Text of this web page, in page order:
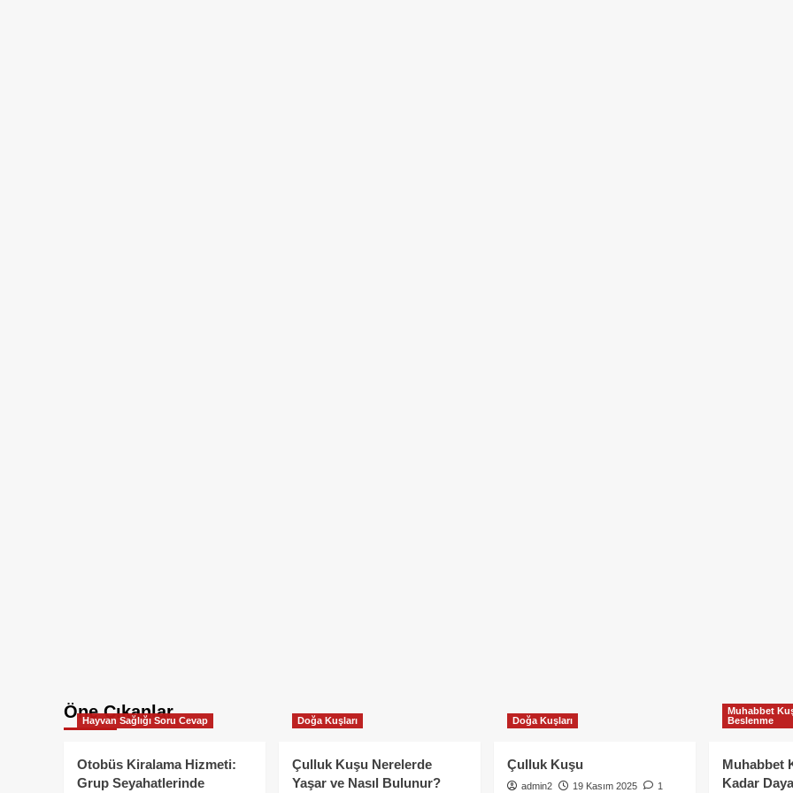
Öne Çıkanlar
Hayvan Sağlığı Soru Cevap
Otobüs Kiralama Hizmeti:
Grup Seyahatlerinde
Doğa Kuşları
Çulluk Kuşu Nerelerde
Yaşar ve Nasıl Bulunur?
Doğa Kuşları
Çulluk Kuşu
admin2 19 Kasım 2025 1
Muhabbet
Beslenme
Muhabbet
Kadar